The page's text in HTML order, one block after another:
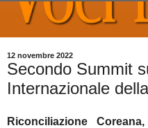
12 novembre 2022
Secondo Summit
Internazionale
Riconciliazione